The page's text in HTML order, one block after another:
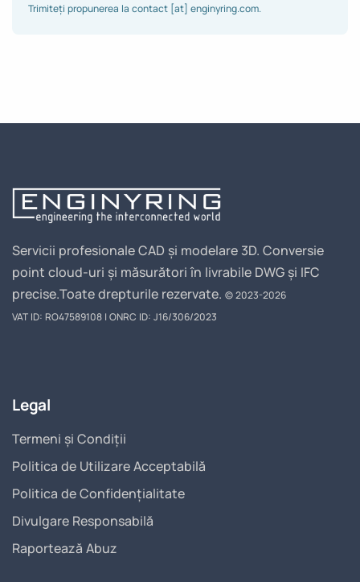
Trimiteți propunerea la contact [at] enginyring.com.
Servicii profesionale CAD și modelare 3D. Conversie
point cloud-uri și măsurători în livrabile DWG și IFC
precise.Toate drepturile rezervate. © 2023-2026
VAT ID: RO47589108 | ONRC ID: J16/306/2023
Legal
Termeni și Condiții
Politica de Utilizare Acceptabilă
Politica de Confidențialitate
Divulgare Responsabilă
Raportează Abuz